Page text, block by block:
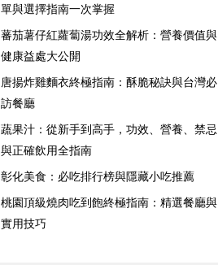
單與選擇指南一次掌握
蕃茄薯仔紅蘿蔔湯功效全解析：營養價值與
健康益處大公開
唐揚炸雞麵衣終極指南：酥脆秘訣與台灣必
訪餐廳
蔬果汁：從新手到高手，功效、營養、禁忌
與正確飲用全指南
彰化美食：必吃排行榜與隱藏小吃推薦
桃園頂級燒肉吃到飽終極指南：精選餐廳與
實用技巧